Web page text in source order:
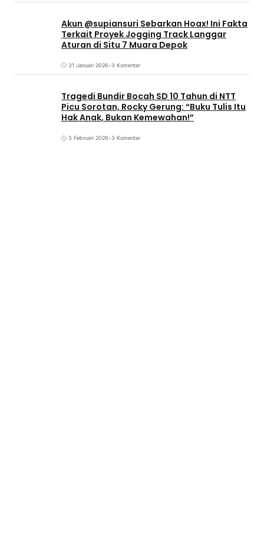
Akun @supiansuri Sebarkan Hoax! Ini Fakta
Terkait Proyek Jogging Track Langgar
Aturan di Situ 7 Muara Depok
31 Januari 2026•3 Komentar
Tragedi Bundir Bocah SD 10 Tahun di NTT
Picu Sorotan, Rocky Gerung: “Buku Tulis Itu
Hak Anak, Bukan Kemewahan!”
3 Februari 2026•3 Komentar